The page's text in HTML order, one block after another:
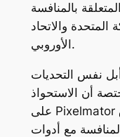
بالمنافسة
والاتحاد
الأوروبي.
نفس التحديات
أن الاستحواذ
على Pixelmator قد يؤثر على المنافسة في سوق
مع أدوات